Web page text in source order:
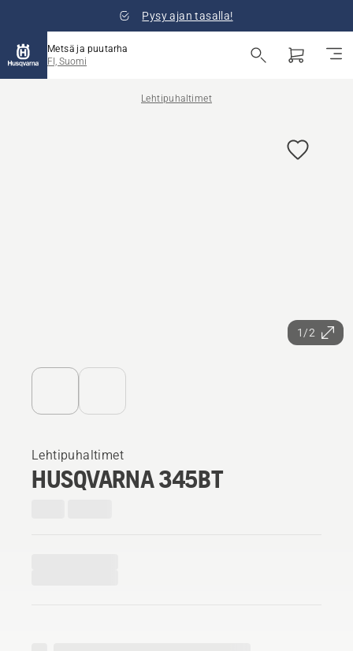
Pysy ajan tasalla!
Metsä ja puutarha
FI, Suomi
Lehtipuhaltimet
1/2
Lehtipuhaltimet
HUSQVARNA 345BT